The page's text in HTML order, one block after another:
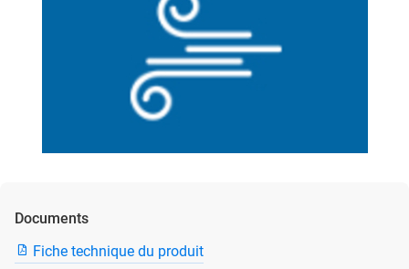
Documents
Fiche technique du produit